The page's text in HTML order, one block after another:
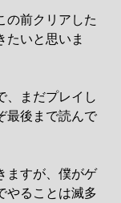
の前クリアした
たいと思いま
、まだプレイし
最後まで読んで
ますが、僕がゲ
やることは滅多